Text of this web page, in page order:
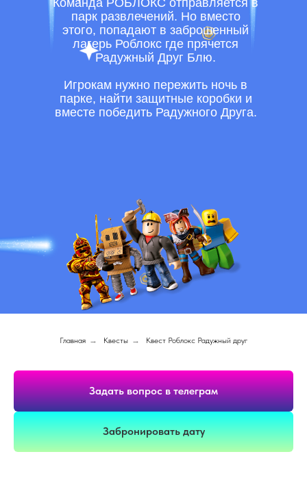
Команда РОБЛОКС отправляется в
парк развлечений. Но вместо
этого, попадают в заброшенный
лагерь Роблокс где прячется
Радужный Друг Блю.
Игрокам нужно пережить ночь в
парке, найти защитные коробки и
вместе победить Радужного Друга.
Главная → Квесты → Квест Роблокс Радужный друг
Задать вопрос в телеграм
Забронировать дату